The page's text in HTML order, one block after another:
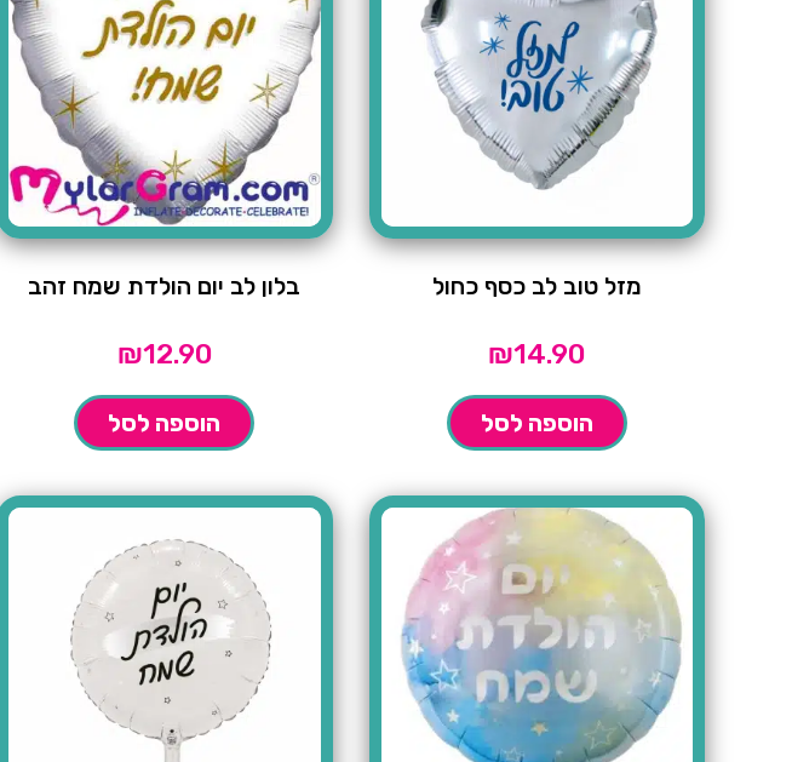
מזל טוב לב כסף כחול
₪14.90
הוספה לסל
בלון לב יום הולדת שמח זהב
₪12.90
הוספה לסל